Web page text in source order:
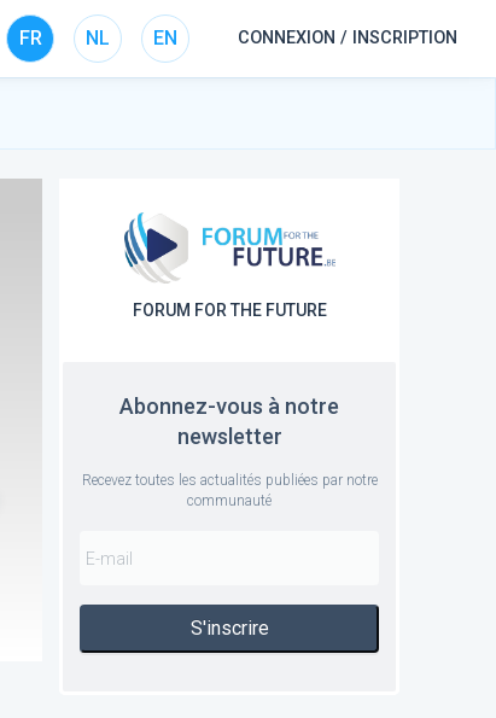
FR NL EN CONNEXION / INSCRIPTION
FORUM FOR THE FUTURE
Abonnez-vous à notre
newsletter
Recevez toutes les actualités publiées par notre
communauté
S'inscrire